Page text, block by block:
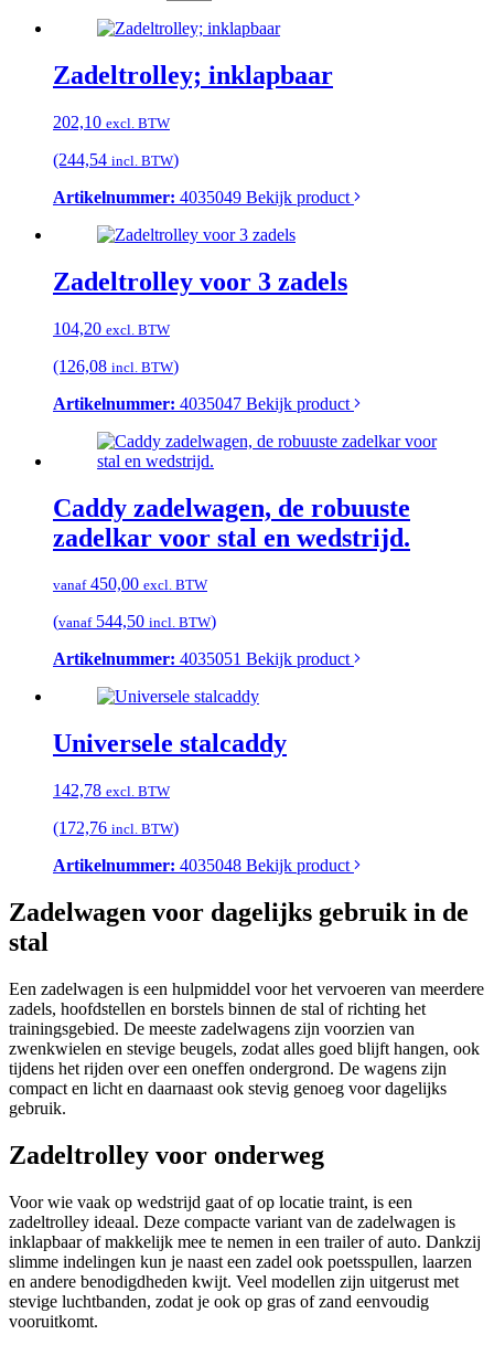
Zadeltrolley; inklapbaar
202,10 excl. BTW
(244,54 incl. BTW)
Artikelnummer: 4035049 Bekijk product
Zadeltrolley voor 3 zadels
104,20 excl. BTW
(126,08 incl. BTW)
Artikelnummer: 4035047 Bekijk product
Caddy zadelwagen, de robuuste
zadelkar voor stal en wedstrijd.
vanaf450,00 excl. BTW
(vanaf544,50 incl. BTW)
Artikelnummer: 4035051 Bekijk product
Universele stalcaddy
142,78 excl. BTW
(172,76 incl. BTW)
Artikelnummer: 4035048 Bekijk product
Zadelwagen voor dagelijks gebruik in de
stal
Een zadelwagen is een hulpmiddel voor het vervoeren van meerdere
zadels, hoofdstellen en borstels binnen de stal of richting het
trainingsgebied. De meeste zadelwagens zijn voorzien van
zwenkwielen en stevige beugels, zodat alles goed blijft hangen, ook
tijdens het rijden over een oneffen ondergrond. De wagens zijn
compact en licht en daarnaast ook stevig genoeg voor dagelijks
gebruik.
Zadeltrolley voor onderweg
Voor wie vaak op wedstrijd gaat of op locatie traint, is een
zadeltrolley ideaal. Deze compacte variant van de zadelwagen is
inklapbaar of makkelijk mee te nemen in een trailer of auto. Dankzij
slimme indelingen kun je naast een zadel ook poetsspullen, laarzen
en andere benodigdheden kwijt. Veel modellen zijn uitgerust met
stevige luchtbanden, zodat je ook op gras of zand eenvoudig
vooruitkomt.